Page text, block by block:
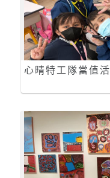
心晴特工隊當值